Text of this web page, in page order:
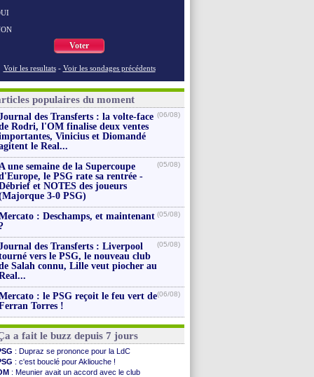
Voter
Voir les resultats - Voir les sondages précédents
populaires du moment
des Transferts : la volte-face
Rodri, l'OM finalise deux ventes
Vinicius et Diomandé
le Real...
(06/08)
une semaine de la Supercoupe
le PSG rate sa rentrée -
et NOTES des joueurs
3-0 PSG)
(05/08)
: Deschamps, et maintenant (05/08)
des Transferts : Liverpool
vers le PSG, le nouveau club
Salah connu, Lille veut piocher au
(05/08)
: le PSG reçoit le feu vert de
Torres !
(06/08)
a fait le buzz depuis 7 jours
: Dupraz se prononce pour la LdC
: c'est bouclé pour Akliouche !
: Meunier avait un accord avec le club